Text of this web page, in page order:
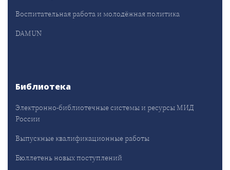
Воспитательная работа и молодёжная политика
DAMUN
Библиотека
Электронно-библиотечные системы и ресурсы МИД
России
Выпускные квалификационные работы
Бюллетень новых поступлений